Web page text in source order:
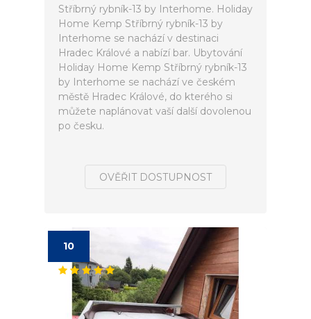
Stříbrný rybník-13 by Interhome. Holiday
Home Kemp Stříbrný rybník-13 by
Interhome se nachází v destinaci
Hradec Králové a nabízí bar. Ubytování
Holiday Home Kemp Stříbrný rybník-13
by Interhome se nachází ve českém
městě Hradec Králové, do kterého si
můžete naplánovat vaší další dovolenou
po česku.
OVĚŘIT DOSTUPNOST
10